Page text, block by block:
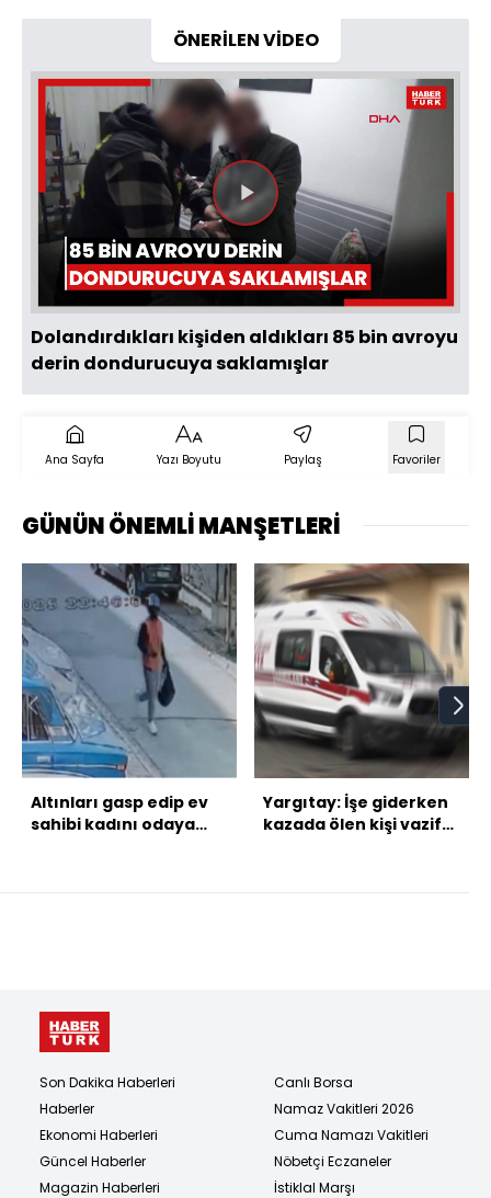
ÖNERİLEN VİDEO
Videoyu
Oynat
Dolandırdıkları kişiden aldıkları 85 bin avroyu
derin dondurucuya saklamışlar
Ana Sayfa Yazı Boyutu Paylaş Favoriler
GÜNÜN ÖNEMLİ MANŞETLERİ
Altınları gasp edip ev
sahibi kadını odaya
Yargıtay: İşe giderken
kazada ölen kişi vazife
Son Dakika Haberleri
Haberler
Ekonomi Haberleri
Güncel Haberler
Magazin Haberleri
Canlı Borsa
Namaz Vakitleri 2026
Cuma Namazı Vakitleri
Nöbetçi Eczaneler
İstiklal Marşı